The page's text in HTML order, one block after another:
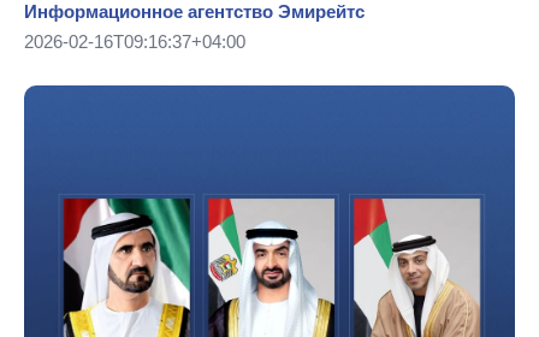
Информационное агентство Эмирейтс
2026-02-16T09:16:37+04:00